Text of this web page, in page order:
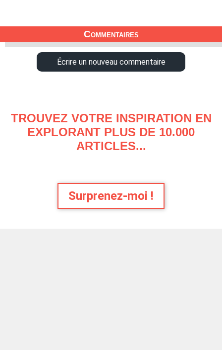
Commentaires
Écrire un nouveau commentaire
TROUVEZ VOTRE INSPIRATION EN
EXPLORANT PLUS DE 10.000
ARTICLES...
Surprenez-moi !